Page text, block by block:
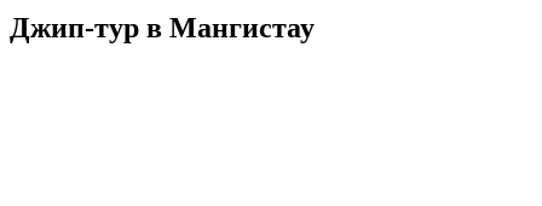
Джип-тур в Мангистау